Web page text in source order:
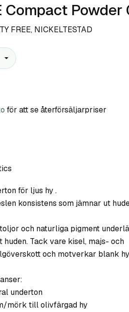
Compact Powder
FREE, NICKELTESTAD
för att se återförsäljarpriser
för ljus hy .
konsistens som jämnar ut
och naturliga pigment
Tack vare kisel, majs- och
och motverkar blank
underton
mörk till olivfärgad hy